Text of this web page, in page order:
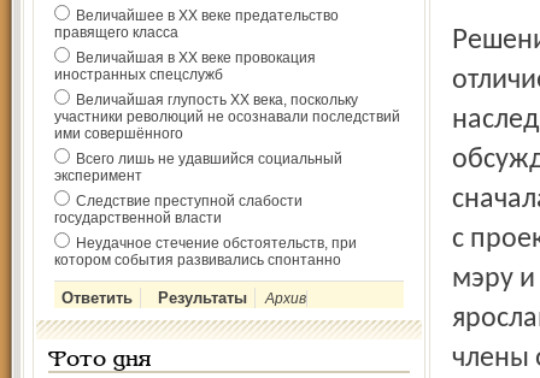
Величайшее в ХХ веке предательство
правящего класса
Величайшая в ХХ веке провокация
иностранных спецслужб
Величайшая глупость ХХ века, поскольку
участники революций не осознавали последствий
ими совершённого
Всего лишь не удавшийся социальный
эксперимент
Следствие преступной слабости
государственной власти
Неудачное стечение обстоятельств, при
котором события развивались спонтанно
Архив
Фото дня
Решения референдума имеют правовые последствия в
с
мэру и
члены